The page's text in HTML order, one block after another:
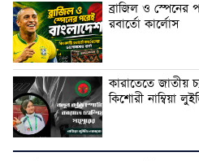
ব্রাজিল ও স্পেনের
রবার্তো কার্লোস
কারাতেতে জাতীয়
কিশোরী নাম্বিয়া